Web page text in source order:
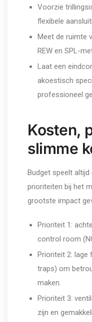
Voorzie
flexibele
Meet de ruimte
REW en SPL-
Laat een
akoestisch
professioneel
Kosten,
slimme
Budget speelt altijd
prioriteiten bij het
grootste impact
Prioriteit 1:
control room
Prioriteit 2: lage
traps) om
maken.
Prioriteit 3:
zijn en